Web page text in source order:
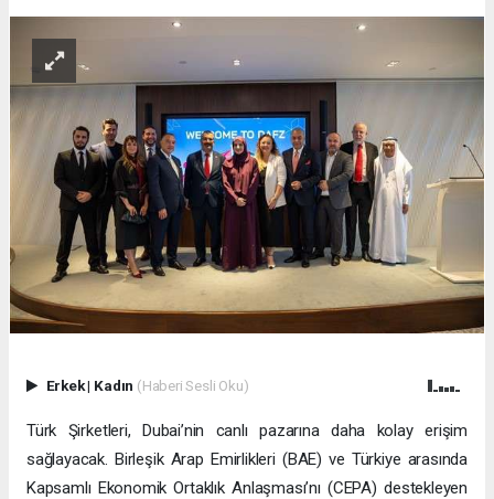
Erkek| Kadın (Haberi Sesli Oku)
Türk Şirketleri, Dubai’nin canlı pazarına daha kolay erişim
sağlayacak. Birleşik Arap Emirlikleri (BAE) ve Türkiye arasında
Kapsamlı Ekonomik Ortaklık Anlaşması’nı (CEPA) destekleyen